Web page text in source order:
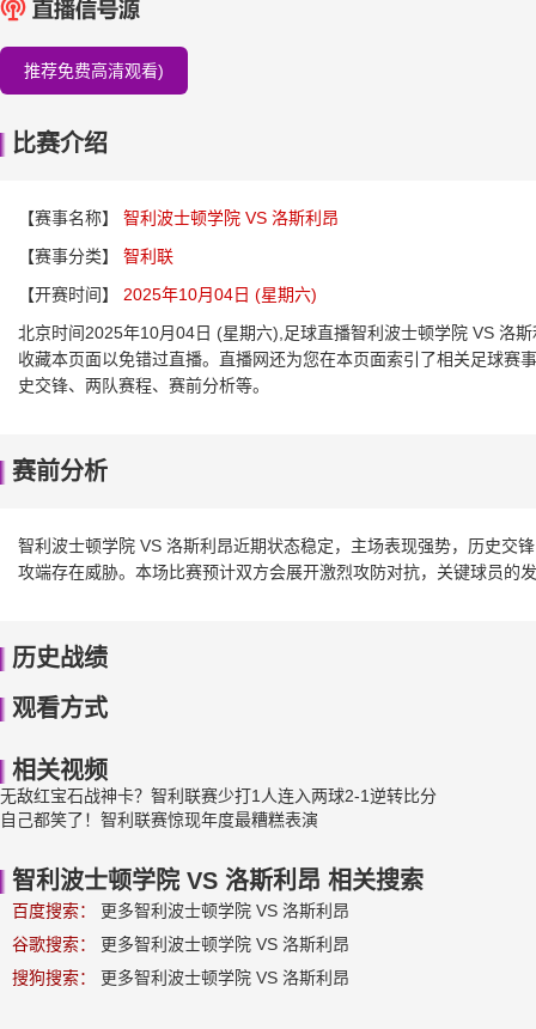
推荐免费高清观看)
比赛介绍
【赛事名称】
智利波士顿学院 VS 洛斯利昂
【赛事分类】
智利联
【开赛时间】
2025年10月04日 (星期六)
北京时间2025年10月04日 (星期六),足球直播智利波士顿学院 VS 洛
收藏本页面以免错过直播。直播网还为您在本页面索引了相关足球赛
史交锋、两队赛程、赛前分析等。
赛前分析
智利波士顿学院 VS 洛斯利昂近期状态稳定，主场表现强势，历史交
攻端存在威胁。本场比赛预计双方会展开激烈攻防对抗，关键球员的
历史战绩
观看方式
相关视频
无敌红宝石战神卡？智利联赛少打1人连入两球2-1逆转比分
自己都笑了！智利联赛惊现年度最糟糕表演
智利波士顿学院 VS 洛斯利昂 相关搜索
百度搜索：
更多智利波士顿学院 VS 洛斯利昂
谷歌搜索：
更多智利波士顿学院 VS 洛斯利昂
搜狗搜索：
更多智利波士顿学院 VS 洛斯利昂